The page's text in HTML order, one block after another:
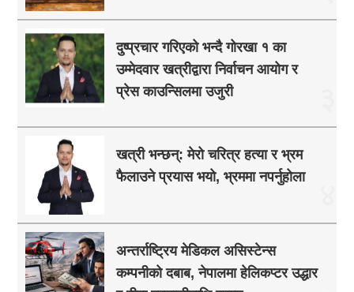
दुष्प्रचार गरिएको भन्दै गोरखा १ का
उम्मेदवार खत्रीद्वारा निर्वाचन आयोग र
प्रेस काउन्सिलमा उजुरी
खत्री भन्छन्: मेरो चरित्र हत्या र भ्रम
फैलाउने प्रयास भयो, भ्रममा नपर्नुहोला
अन्तर्राष्ट्रिय मेडिकल असिस्टेन्स
कम्पनीको दबाब, नेपालमा हेलिकप्टर उद्धार